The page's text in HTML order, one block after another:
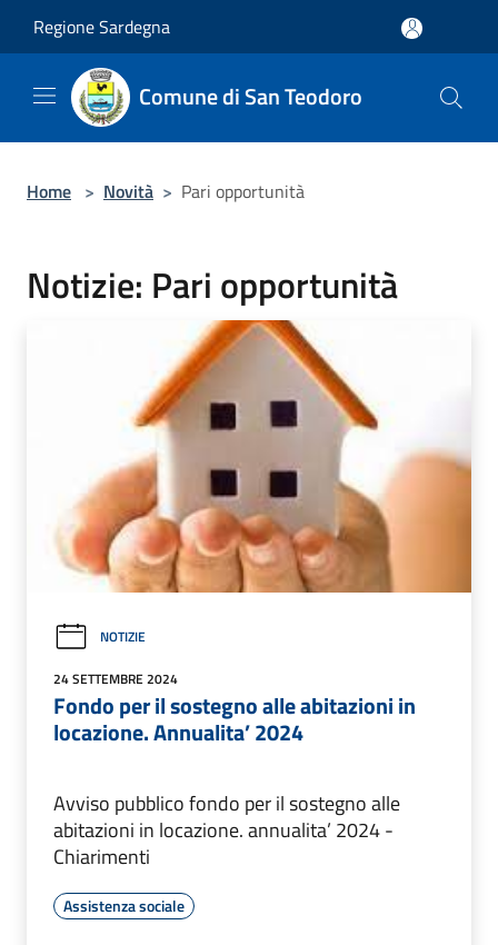
Regione Sardegna
Comune di San Teodoro
Home > Novità > Pari opportunità
Notizie: Pari opportunità
NOTIZIE
24 SETTEMBRE 2024
Fondo per il sostegno alle abitazioni in
locazione. Annualita’ 2024
Avviso pubblico fondo per il sostegno alle
abitazioni in locazione. annualita’ 2024 -
Chiarimenti
Assistenza sociale